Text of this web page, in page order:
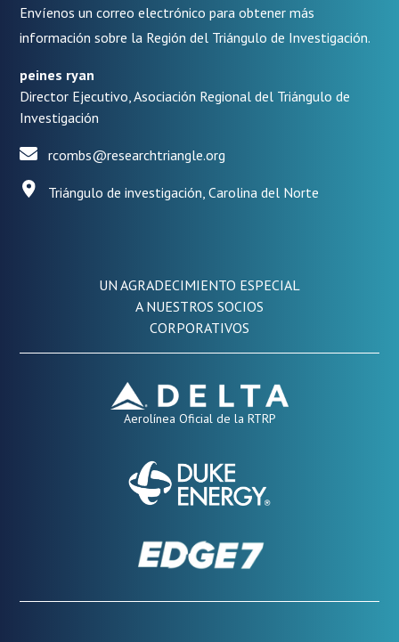
Envíenos un correo electrónico para obtener más
información sobre la Región del Triángulo de Investigación.
peines ryan
Director Ejecutivo, Asociación Regional del Triángulo de
Investigación
rcombs@researchtriangle.org
Triángulo de investigación, Carolina del Norte
UN AGRADECIMIENTO ESPECIAL
A NUESTROS SOCIOS
CORPORATIVOS
Aerolínea Oficial de la RTRP